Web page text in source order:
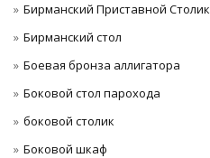
Бирманский Приставной Столик
Бирманский стол
Боевая бронза аллигатора
Боковой стол парохода
боковой столик
Боковой шкаф